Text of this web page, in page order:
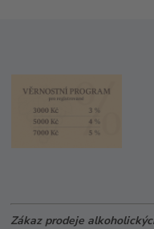
Zákaz prodeje